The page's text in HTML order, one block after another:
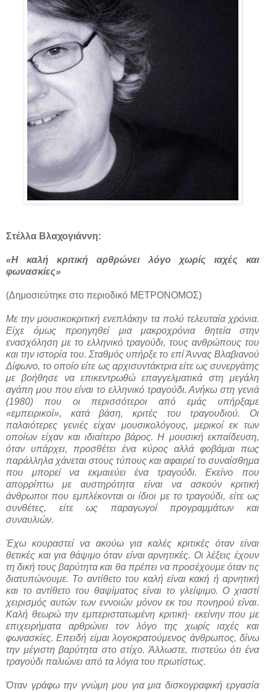
Στέλλα Βλαχογιάννη:
«Η καλή κριτική αρθρώνει λόγο χωρίς ιαχές και
φωνασκίες»
(Δημοσιεύτηκε στο περιοδικό ΜΕΤΡΟΝΟΜΟΣ)
Με την μουσικοκριτική ενεπλάκην τα πολύ τελευταία χρόνια.
Είχε όμως προηγηθεί μια μακροχρόνια θητεία στην
ενασχόληση με το ελληνικό τραγούδι, τους ανθρώπους του
και την ιστορία του. Σταθμός υπήρξε το επί Άννας Βλαβιανού
Δίφωνο, το οποίο είτε ως αρχισυντάκτρια είτε ως συνεργάτης
με βοήθησε να επικεντρωθώ επαγγελματικά στη μεγάλη
αγάπη μου που είναι το ελληνικό τραγούδι. Ανήκω στη γενιά
(1980) που οι περισσότεροι από εμάς υπήρξαμε
«εμπειρικοί», κατά βάση, κριτές του τραγουδιού. Οι
παλαιότερες γενιές είχαν μουσικολόγους, μερικοί εκ των
οποίων είχαν και ιδιαίτερο βάρος. Η μουσική εκπαίδευση,
όταν υπάρχει, προσθέτει ένα κύρος αλλά φοβάμαι πως
παράλληλα χάνεται στους τύπους και αφαιρεί το συναίσθημα
που μπορεί να εκμαιεύει ένα τραγούδι. Εκείνο που
απορρίπτω με αυστηρότητα είναι να ασκούν κριτική
άνθρωποι που εμπλέκονται οι ίδιοι με το τραγούδι, είτε ως
συνθέτες, είτε ως παραγωγοί προγραμμάτων και
συναυλιών.
Έχω κουραστεί να ακούω για καλές κριτικές όταν είναι
θετικές και για θάψιμο όταν είναι αρνητικές. Οι λέξεις έχουν
τη δική τους βαρύτητα και θα πρέπει να προσέχουμε όταν τις
διατυπώνουμε. Το αντίθετο του καλή είναι κακή ή αρνητική
και το αντίθετο του θαψίματος είναι το γλείψιμο. Ο χιαστί
χειρισμός αυτών των εννοιών μόνον εκ του πονηρού είναι.
Καλή θεωρώ την εμπεριστατωμένη κριτική· εκείνην που με
επιχειρήματα αρθρώνει τον λόγο της χωρίς ιαχές και
φωνασκίες. Επειδή είμαι λογοκρατούμενος άνθρωπος, δίνω
την μέγιστη βαρύτητα στο στίχο. Άλλωστε, πιστεύω ότι ένα
τραγούδι παλιώνει από τα λόγια του πρωτίστως.
Όταν γράφω την γνώμη μου για μια δισκογραφική εργασία